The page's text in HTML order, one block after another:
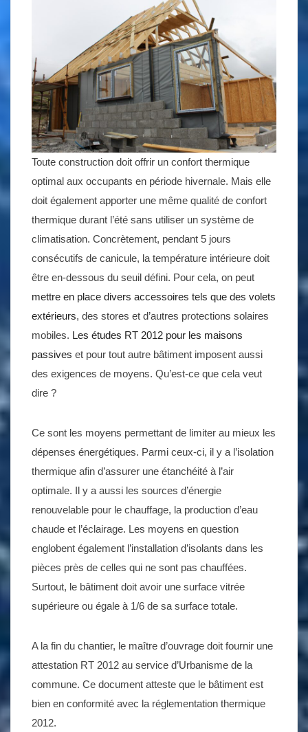
Toute construction doit offrir un confort thermique
optimal aux occupants en période hivernale. Mais elle
doit également apporter une même qualité de confort
thermique durant l’été sans utiliser un système de
climatisation. Concrètement, pendant 5 jours
consécutifs de canicule, la température intérieure doit
être en-dessous du seuil défini. Pour cela, on peut
mettre en place divers accessoires tels que des volets
extérieurs, des stores et d’autres protections solaires
mobiles. Les études RT 2012 pour les maisons
passives et pour tout autre bâtiment imposent aussi
des exigences de moyens. Qu’est-ce que cela veut
dire ?
Ce sont les moyens permettant de limiter au mieux les
dépenses énergétiques. Parmi ceux-ci, il y a l’isolation
thermique afin d’assurer une étanchéité à l’air
optimale. Il y a aussi les sources d’énergie
renouvelable pour le chauffage, la production d’eau
chaude et l’éclairage. Les moyens en question
englobent également l’installation d’isolants dans les
pièces près de celles qui ne sont pas chauffées.
Surtout, le bâtiment doit avoir une surface vitrée
supérieure ou égale à 1/6 de sa surface totale.
A la fin du chantier, le maître d’ouvrage doit fournir une
attestation RT 2012 au service d’Urbanisme de la
commune. Ce document atteste que le bâtiment est
bien en conformité avec la réglementation thermique
2012.